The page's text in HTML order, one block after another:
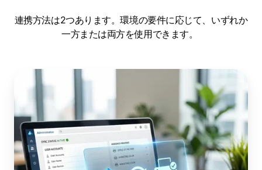
連携方法は2つあります。環境の要件に応じて、いずれか
一方または両方を使用できます。